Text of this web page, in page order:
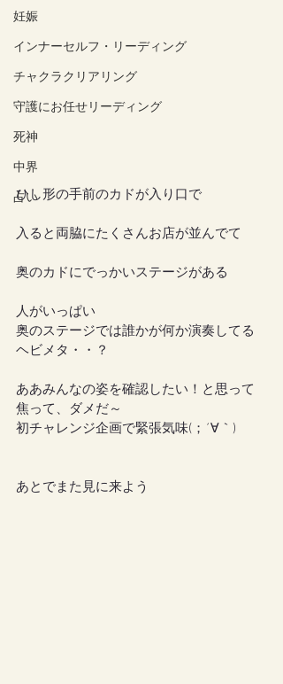
妊娠
インナーセルフ・リーディング
チャクラクリアリング
守護にお任せリーディング
死神
中界
占い
ひし形の手前のカドが入り口で
入ると両脇にたくさんお店が並んでて
奥のカドにでっかいステージがある
人がいっぱい
奥のステージでは誰かが何か演奏してる
ヘビメタ・・？
ああみんなの姿を確認したい！と思って
焦って、ダメだ～
初チャレンジ企画で緊張気味(；´∀｀)
あとでまた見に来よう